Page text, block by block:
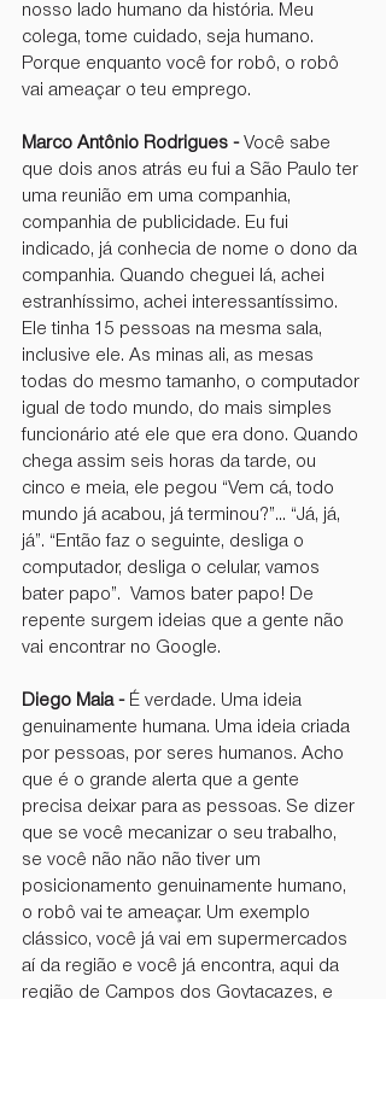
nosso lado humano da história. Meu
colega, tome cuidado, seja humano.
Porque enquanto você for robô, o robô
vai ameaçar o teu emprego.
Marco Antônio Rodrigues - Você sabe
que dois anos atrás eu fui a São Paulo ter
uma reunião em uma companhia,
companhia de publicidade. Eu fui
indicado, já conhecia de nome o dono da
companhia. Quando cheguei lá, achei
estranhíssimo, achei interessantíssimo.
Ele tinha 15 pessoas na mesma sala,
inclusive ele. As minas ali, as mesas
todas do mesmo tamanho, o computador
igual de todo mundo, do mais simples
funcionário até ele que era dono. Quando
chega assim seis horas da tarde, ou
cinco e meia, ele pegou “Vem cá, todo
mundo já acabou, já terminou?”... “Já, já,
já”. “Então faz o seguinte, desliga o
computador, desliga o celular, vamos
bater papo”.  Vamos bater papo! De
repente surgem ideias que a gente não
vai encontrar no Google.
Diego Maia - É verdade. Uma ideia
genuinamente humana. Uma ideia criada
por pessoas, por seres humanos. Acho
que é o grande alerta que a gente
precisa deixar para as pessoas. Se dizer
que se você mecanizar o seu trabalho,
se você não não não tiver um
posicionamento genuinamente humano,
o robô vai te ameaçar. Um exemplo
clássico, você já vai em supermercados
aí da região e você já encontra, aqui da
região de Campos dos Goytacazes, e